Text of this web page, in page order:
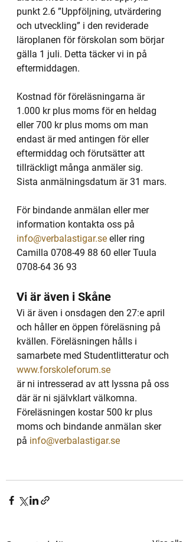
punkt 2.6 ”Uppföljning, utvärdering
och utveckling” i den reviderade
läroplanen för förskolan som börjar
gälla 1 juli. Detta täcker vi in på
eftermiddagen.
Kostnad för föreläsningarna är
1.000 kr plus moms för en heldag
eller 700 kr plus moms om man
endast är med antingen för eller
eftermiddag och förutsätter att
tillräckligt många anmäler sig.
Sista anmälningsdatum är 31 mars.
För bindande anmälan eller mer
information kontakta oss på
info@verbalastigar.se eller ring
Camilla 0708-49 88 60 eller Tuula
0708-64 36 93
Vi är även i Skåne
Vi är även i onsdagen den 27:e april
och håller en öppen föreläsning på
kvällen. Föreläsningen hålls i
samarbete med Studentlitteratur och
www.forskoleforum.se
är ni intresserad av att lyssna på oss
där är ni självklart välkomna.
Föreläsningen kostar 500 kr plus
moms och bindande anmälan sker
på info@verbalastigar.se